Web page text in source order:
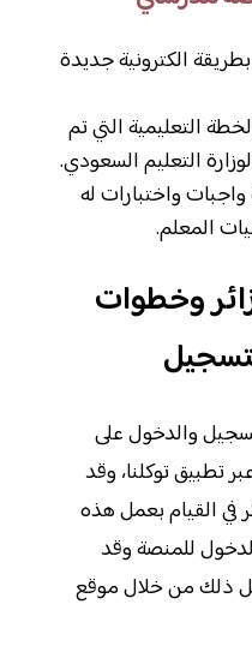
الكترونية جديدة
التعليمية التي تم
التعليم السعودي.
واختبارات له
المعلم.
وخطوات
والدخول على
تطبيق توكلنا، وقد
القيام بعمل هذه
للمنصة وقد
كل ذلك من خلال موقع